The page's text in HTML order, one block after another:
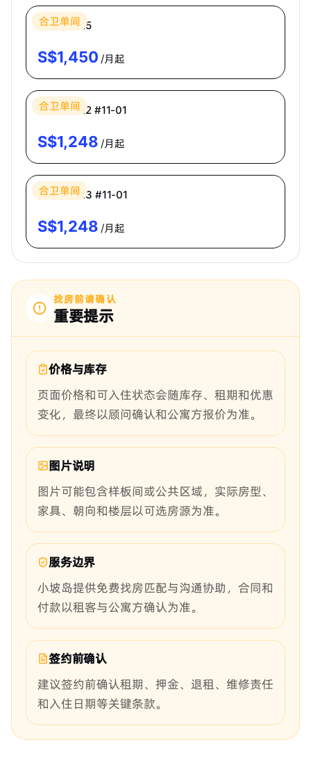
合卫单间
普通房 CR5
S$1,450 /月起
合卫单间
普通房 CR2 #11-01
S$1,248 /月起
合卫单间
普通房 CR3 #11-01
S$1,248 /月起
找房前请确认
重要提示
价格与库存
页面价格和可入住状态会随库存、租期和优惠
变化，最终以顾问确认和公寓方报价为准。
图片说明
图片可能包含样板间或公共区域，实际房型、
家具、朝向和楼层以可选房源为准。
服务边界
小坡岛提供免费找房匹配与沟通协助，合同和
付款以租客与公寓方确认为准。
签约前确认
建议签约前确认租期、押金、退租、维修责任
和入住日期等关键条款。